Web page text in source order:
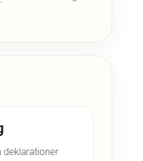
deklarationer